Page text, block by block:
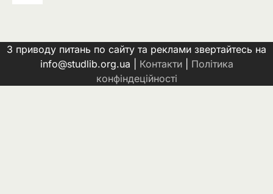
З приводу питань по сайту та реклами звертайтесь на
info@studlib.org.ua | Контакти| Політика
конфіндеційності